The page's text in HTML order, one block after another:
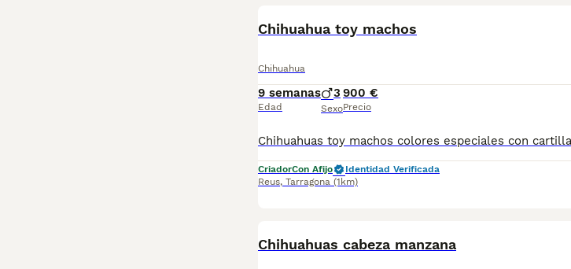
Chihuahua toy machos
Chihuahua
9 semanas
Edad
3
Sexo
900 €
Precio
CriadorCon Afijo
Identidad Verificada
Reus, Tarragona (1km)
Chihuahuas cabeza manzana